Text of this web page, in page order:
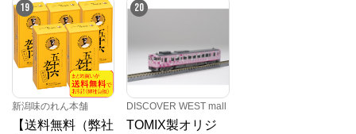
19
新潟味のれん本舗
【送料無料（弊社
20
DISCOVER WEST mall
TOMIX製オリジ